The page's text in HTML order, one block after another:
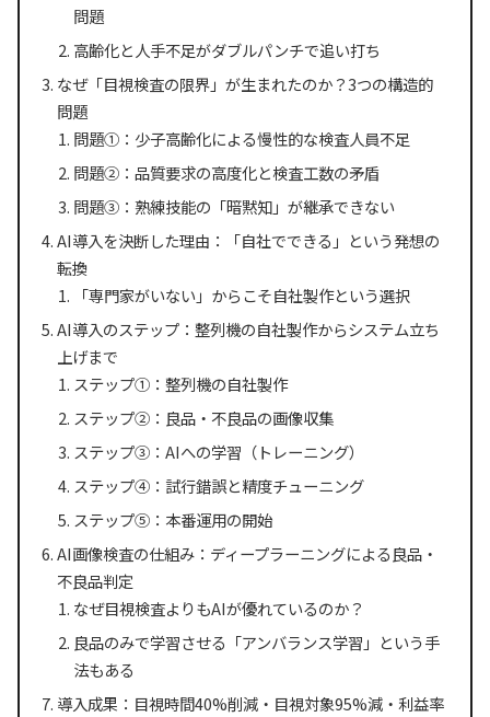
問題
高齢化と人手不足がダブルパンチで追い打ち
なぜ「目視検査の限界」が生まれたのか？3つの構造的
問題
問題①：少子高齢化による慢性的な検査人員不足
問題②：品質要求の高度化と検査工数の矛盾
問題③：熟練技能の「暗黙知」が継承できない
AI導入を決断した理由：「自社でできる」という発想の
転換
「専門家がいない」からこそ自社製作という選択
AI導入のステップ：整列機の自社製作からシステム立ち
上げまで
ステップ①：整列機の自社製作
ステップ②：良品・不良品の画像収集
ステップ③：AIへの学習（トレーニング）
ステップ④：試行錯誤と精度チューニング
ステップ⑤：本番運用の開始
AI画像検査の仕組み：ディープラーニングによる良品・
不良品判定
なぜ目視検査よりもAIが優れているのか？
良品のみで学習させる「アンバランス学習」という手
法もある
導入成果：目視時間40%削減・目視対象95%減・利益率